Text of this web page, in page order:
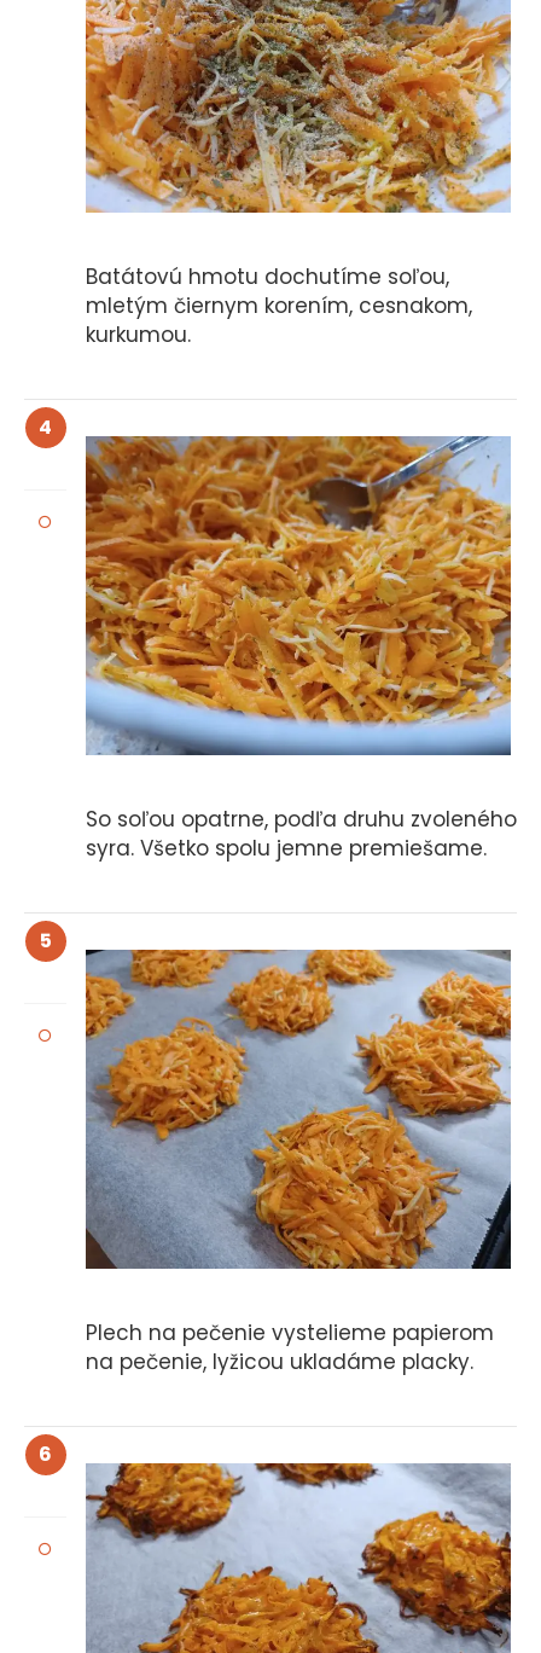
Batátovú hmotu dochutíme soľou,
mletým čiernym korením, cesnakom,
kurkumou.
4
So soľou opatrne, podľa druhu zvoleného
syra. Všetko spolu jemne premiešame.
5
Plech na pečenie vystelieme papierom
na pečenie, lyžicou ukladáme placky.
6